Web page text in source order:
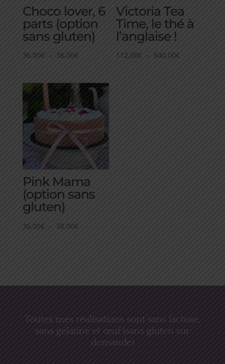
Choco lover, 6
parts (option
sans gluten)
36,00€ – 38,00€Plage
prix :
36,00€
à
38,00€
Victoria Tea
Time, le thé à
l’anglaise !
112,00€ – 540,00€Plage
Pink Mama
(option sans
gluten)
36,00€ – 38,00€Plage
Toutes mes réalisations sont sans lactose,
sans gélatine et œuf (sans gluten sur
demande)